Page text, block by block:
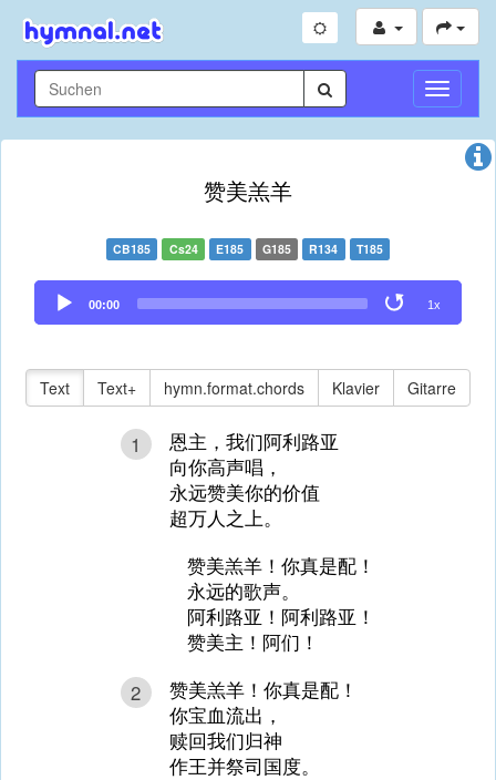
赞美羔羊
CB185 Cs24 E185 G185 R134 T185
Audio
Player
00:00 1x
Text Text+ hymn.format.chords Klavier Gitarre
1
恩主，我们阿利路亚
向你高声唱，
永远赞美你的价值
超万人之上。
赞美羔羊！你真是配！
永远的歌声。
阿利路亚！阿利路亚！
赞美主！阿们！
2
赞美羔羊！你真是配！
你宝血流出，
赎回我们归神
作王并祭司国度。